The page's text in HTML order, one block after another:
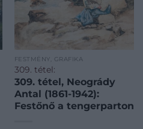
FESTMÉNY, GRAFIKA
309. tétel:
309. tétel, Neogrády
Antal (1861-1942):
Festőnő a tengerparton